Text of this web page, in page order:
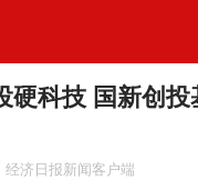
硬科技 国新创投
经济日报新闻客户端